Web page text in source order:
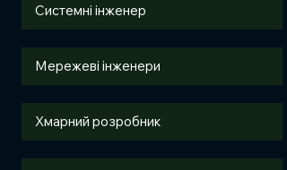
Системні інженер
Мережеві інженери
Хмарний розробник